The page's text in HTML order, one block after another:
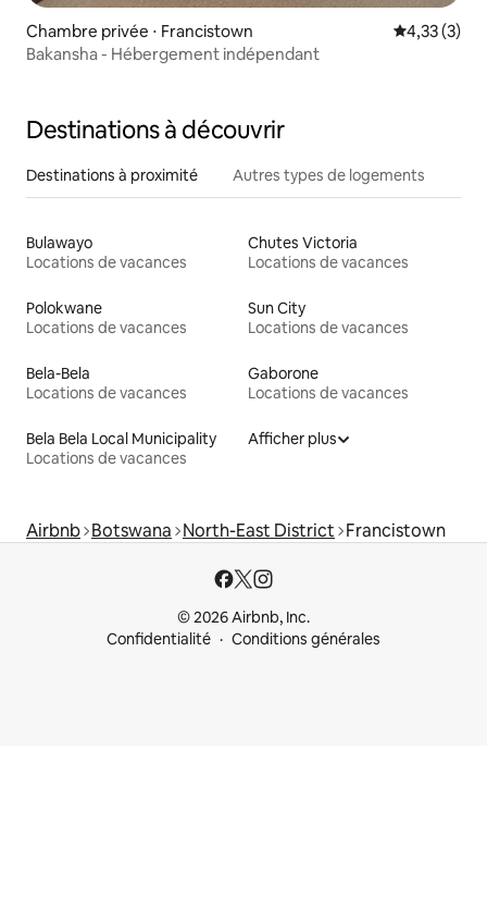
Chambre privée ⋅ Francistown Évaluation
4,33 (3)
Bakansha - Hébergement indépendant
Destinations à découvrir
Destinations à proximité Autres types de logements
Bulawayo
Locations de vacances
Chutes Victoria
Locations de vacances
Polokwane
Locations de vacances
Sun City
Locations de vacances
Bela-Bela
Locations de vacances
Gaborone
Locations de vacances
Bela Bela Local Municipality
Locations de vacances
Afficher plus
Airbnb Botswana North-East District Francistown
© 2026 Airbnb, Inc.
Confidentialité
Conditions générales